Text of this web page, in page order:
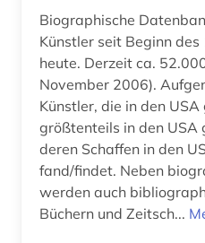
literatur
Biographische
Künstler seit Beginn
heute. Derzeit ca.
November 2006).
Künstler, die in den
größtenteils in den USA
deren Schaffen in den
fand/findet. Neben
werden auch
Büchern und Zeitsch...